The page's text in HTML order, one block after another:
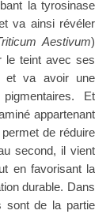
la tyrosinase
va ainsi révéler
Aestivum)
le teint avec ses
et va avoir une
Et
appartenant
de réduire
second, il vient
en favorisant la
durable. Dans
sont de la partie